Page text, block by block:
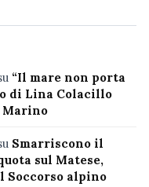
“Il mare non porta
di Lina Colacillo
Marino
Smarriscono il
sul Matese,
alpino